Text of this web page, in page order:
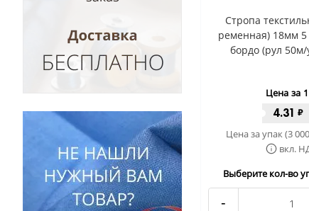
Стропа
ременная) 18мм
бордо (рул
Цена за
4.31 ₽
Цена за упак (3
вкл.
Выберите кол-во
-